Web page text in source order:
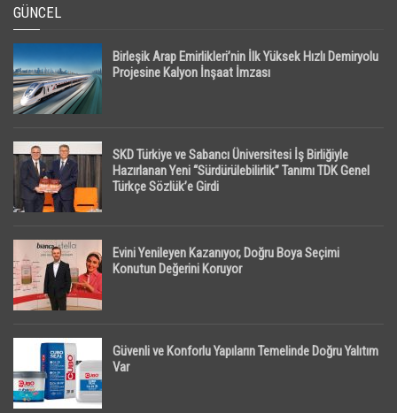
GÜNCEL
Birleşik Arap Emirlikleri’nin İlk Yüksek Hızlı Demiryolu
Projesine Kalyon İnşaat İmzası
SKD Türkiye ve Sabancı Üniversitesi İş Birliğiyle
Hazırlanan Yeni “Sürdürülebilirlik” Tanımı TDK Genel
Türkçe Sözlük’e Girdi
Evini Yenileyen Kazanıyor, Doğru Boya Seçimi
Konutun Değerini Koruyor
Güvenli ve Konforlu Yapıların Temelinde Doğru Yalıtım
Var